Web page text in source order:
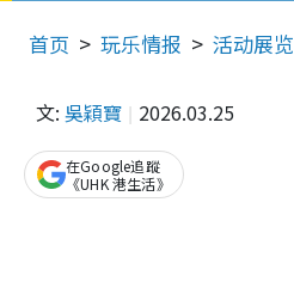
首页 玩乐情报 活动展览
文: 吳穎寶 2026.03.25
在Google追蹤
《UHK 港生活》